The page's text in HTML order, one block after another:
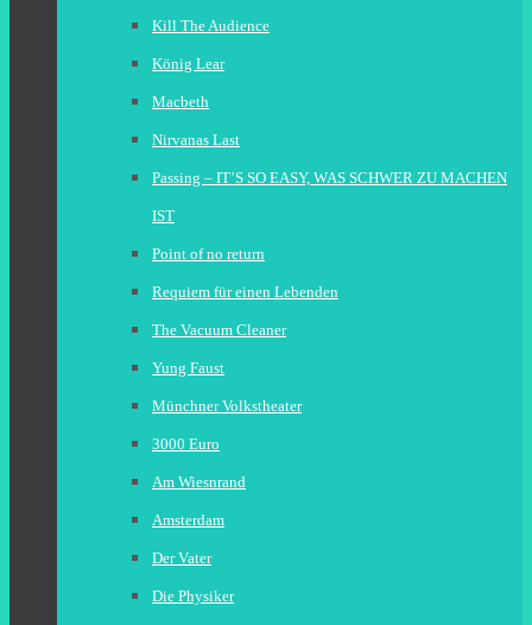
Kill The Audience
König Lear
Macbeth
Nirvanas Last
Passing – IT’S SO EASY, WAS SCHWER ZU MACHEN
IST
Point of no return
Requiem für einen Lebenden
The Vacuum Cleaner
Yung Faust
Münchner Volkstheater
3000 Euro
Am Wiesnrand
Amsterdam
Der Vater
Die Physiker